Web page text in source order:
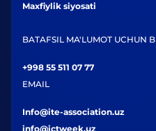
Maxfiylik siyosati
BATAFSIL MA'LUMOT UCHUN
+998 55 511 07 77
EMAIL
Info@ite-association.uz
info@ictweek.uz